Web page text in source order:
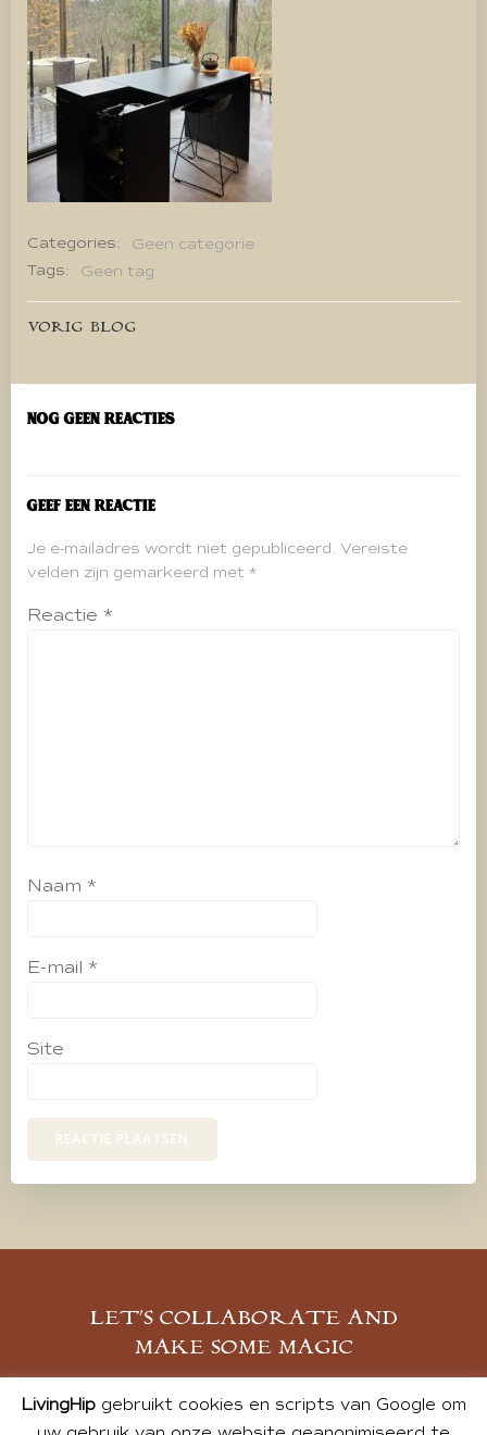
Categories:
Geen categorie
Tags:
Geen tag
Bericht
navigatie
VORIG BLOG
Nog geen reacties
Geef een reactie
Je e-mailadres wordt niet gepubliceerd. Vereiste
velden zijn gemarkeerd met *
Reactie *
Naam *
E-mail *
Site
LET’S COLLABORATE AND
MAKE SOME MAGIC
MELD JE AAN
LivingHipgebruikt cookies en scripts van Google om